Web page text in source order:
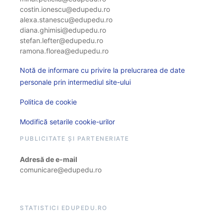
costin.ionescu@edupedu.ro
alexa.stanescu@edupedu.ro
diana.ghimisi@edupedu.ro
stefan.lefter@edupedu.ro
ramona.florea@edupedu.ro
Notă de informare cu privire la prelucrarea de date
personale prin intermediul site-ului
Politica de cookie
Modifică setarile cookie-urilor
PUBLICITATE ȘI PARTENERIATE
Adresă de e-mail
comunicare@edupedu.ro
STATISTICI EDUPEDU.RO